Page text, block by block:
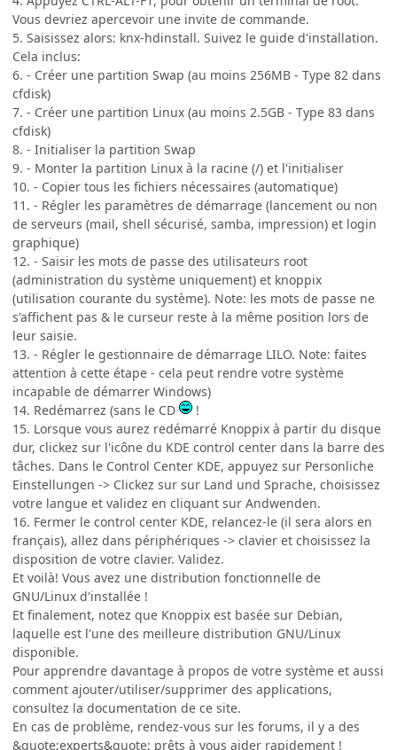
Vous devriez apercevoir une invite de commande.
5. Saisissez alors: knx-hdinstall. Suivez le guide d'installation.
Cela inclus:
6. - Créer une partition Swap (au moins 256MB - Type 82 dans
cfdisk)
7. - Créer une partition Linux (au moins 2.5GB - Type 83 dans
cfdisk)
8. - Initialiser la partition Swap
9. - Monter la partition Linux à la racine (/) et l'initialiser
10. - Copier tous les fichiers nécessaires (automatique)
11. - Régler les paramètres de démarrage (lancement ou non
de serveurs (mail, shell sécurisé, samba, impression) et login
graphique)
12. - Saisir les mots de passe des utilisateurs root
(administration du système uniquement) et knoppix
(utilisation courante du système). Note: les mots de passe ne
s'affichent pas & le curseur reste à la même position lors de
leur saisie.
13. - Régler le gestionnaire de démarrage LILO. Note: faites
attention à cette étape - cela peut rendre votre système
incapable de démarrer Windows)
14. Redémarrez (sans le CD
!
15. Lorsque vous aurez redémarré Knoppix à partir du disque
dur, clickez sur l'icône du KDE control center dans la barre des
tâches. Dans le Control Center KDE, appuyez sur Personliche
Einstellungen -> Clickez sur sur Land und Sprache, choisissez
votre langue et validez en cliquant sur Andwenden.
16. Fermer le control center KDE, relancez-le (il sera alors en
français), allez dans périphériques -> clavier et choisissez la
disposition de votre clavier. Validez.
Et voilà! Vous avez une distribution fonctionnelle de
GNU/Linux d'installée !
Et finalement, notez que Knoppix est basée sur Debian,
laquelle est l'une des meilleure distribution GNU/Linux
disponible.
Pour apprendre davantage à propos de votre système et aussi
comment ajouter/utiliser/supprimer des applications,
consultez la documentation de ce site.
En cas de problème, rendez-vous sur les forums, il y a des
&quote;experts&quote; prêts à vous aider rapidement !